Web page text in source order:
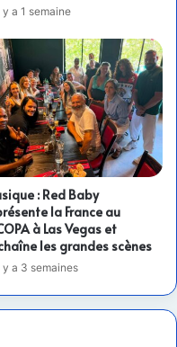
y a 1 semaine
: Red Baby
la France au
à Las Vegas et
les grandes scènes
y a 3 semaines